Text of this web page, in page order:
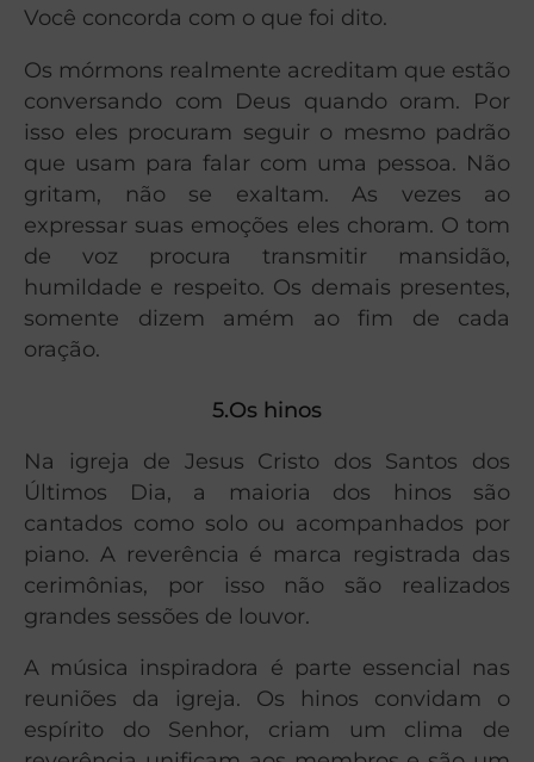
Você concorda com o que foi dito.
Os mórmons realmente acreditam que estão
conversando com Deus quando oram. Por
isso eles procuram seguir o mesmo padrão
que usam para falar com uma pessoa. Não
gritam, não se exaltam. As vezes ao
expressar suas emoções eles choram. O tom
de voz procura transmitir mansidão,
humildade e respeito. Os demais presentes,
somente dizem amém ao fim de cada
oração.
5.Os hinos
Na igreja de Jesus Cristo dos Santos dos
Últimos Dia, a maioria dos hinos são
cantados como solo ou acompanhados por
piano. A reverência é marca registrada das
cerimônias, por isso não são realizados
grandes sessões de louvor.
A música inspiradora é parte essencial nas
reuniões da igreja. Os hinos convidam o
espírito do Senhor, criam um clima de